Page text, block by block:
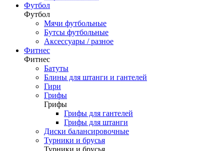
Футбол
Футбол
Мячи футбольные
Бутсы футбольные
Аксессуары / разное
Фитнес
Фитнес
Батуты
Блины для штанги и гантелей
Гири
Грифы
Грифы
Грифы для гантелей
Грифы для штанги
Диски балансировочные
Турники и брусья
Турники и брусья